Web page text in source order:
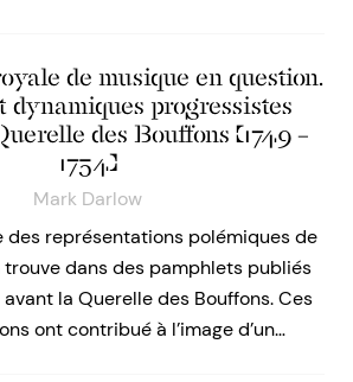
de musique en question.
dynamiques progressistes
des Bouffons (1749 –
1754)
Mark Darlow
représentations polémiques de
trouve dans des pamphlets publiés
la Querelle des Bouffons. Ces
ont contribué à l’image d’un…